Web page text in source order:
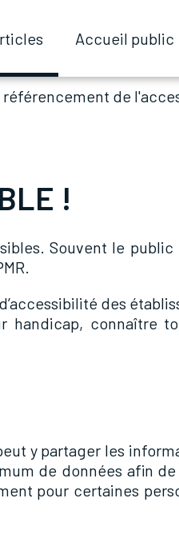
Accueil public
Accueil public
de
!
Souvent le public
des
handicap, connaître
y partager les
de données afin
pour certaines